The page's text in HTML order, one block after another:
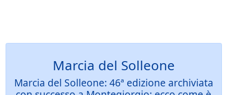
Marcia del Solleone
Marcia del Solleone: 46ª edizione archiviata